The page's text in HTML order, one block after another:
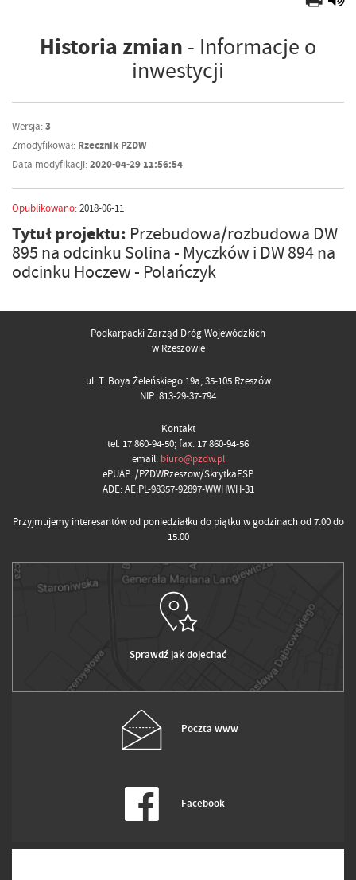
Historia zmian - Informacje o
inwestycji
Wersja:3
Zmodyfikował: Rzecznik PZDW
Data modyfikacji:2020-04-29 11:56:54
Opublikowano:2018-06-11
Tytuł projektu: Przebudowa/rozbudowa DW
895 na odcinku Solina - Myczków i DW 894 na
odcinku Hoczew - Polańczyk
Podkarpacki Zarząd Dróg Wojewódzkich
w Rzeszowie
ul. T. Boya Żeleńskiego 19a, 35-105 Rzeszów
NIP: 813-29-37-794
Kontakt
tel. 17 860-94-50; fax. 17 860-94-56
email: biuro@pzdw.pl
ePUAP: /PZDWRzeszow/SkrytkaESP
ADE: AE:PL-98357-92897-WWHWH-31
Przyjmujemy interesantów od poniedziałku do piątku w godzinach od 7.00 do
15.00
Sprawdź jak dojechać
Poczta www
Facebook